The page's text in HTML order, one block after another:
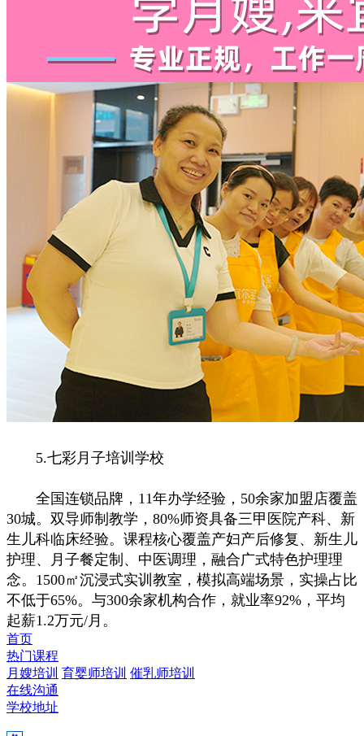
5.七彩月子培训学校
全国连锁品牌，11年办学经验，50余家加盟店覆盖
30城。双导师制教学，80%师资具备三甲医院产科、新
生儿科临床经验。课程核心覆盖产妇产后修复、新生儿
护理、月子餐定制、中医调理，融合广式特色护理理
念。1500㎡沉浸式实训教室，模拟高端场景，实操占比
不低于65%。与300余家机构合作，就业率92%，平均
起薪1.2万元/月。
首页
热门课程
月嫂培训 育婴师培训 催乳师培训
在线沟通
学校地址